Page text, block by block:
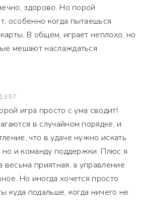
здорово. Но порой
особенно когда пытаешься
В общем, играет неплохо, но
мешают наслаждаться
игра просто с ума сводит!
в случайном порядке, и
что в удаче нужно искать
но и команду поддержки. Плюс я
весьма приятная, а управление
Но иногда хочется просто
куда подальше, когда ничего не